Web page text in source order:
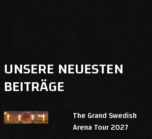
UNSERE NEUESTEN
BEITRÄGE
The Grand Swedish
Arena Tour 2027